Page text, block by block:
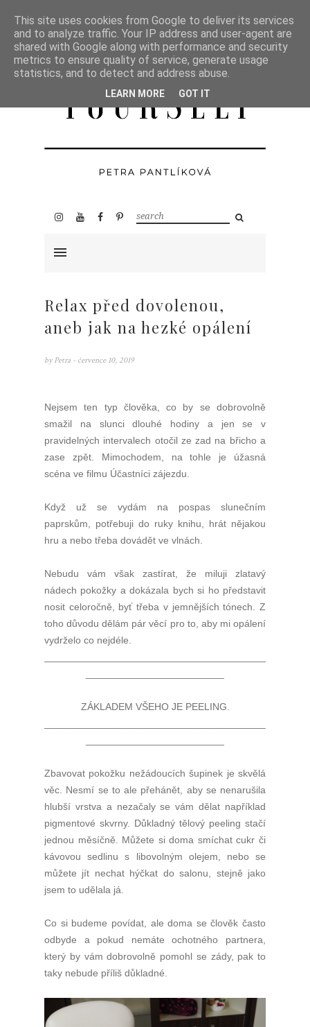
Relax před dovolenou,
aneb jak na hezké opálení
by Petra - července 10, 2019
Nejsem ten typ člověka, co by se dobrovolně
smažil na slunci dlouhé hodiny a jen se v
pravidelných intervalech otočil ze zad na břicho a
zase zpět. Mimochodem, na tohle je úžasná
scéna ve filmu Účastníci zájezdu.
Když už se vydám na pospas slunečním
paprskům, potřebuji do ruky knihu, hrát nějakou
hru a nebo třeba dovádět ve vlnách.
Nebudu vám však zastírat, že miluji zlatavý
nádech pokožky a dokázala bych si ho představit
nosit celoročně, byť třeba v jemnějších tónech. Z
toho důvodu dělám pár věcí pro to, aby mi opálení
vydrželo co nejdéle.
ZÁKLADEM VŠEHO JE PEELING.
Zbavovat pokožku nežádoucích šupinek je skvělá
věc. Nesmí se to ale přehánět, aby se nenarušila
hlubší vrstva a nezačaly se vám dělat například
pigmentové skvrny. Důkladný tělový peeling stačí
jednou měsíčně. Můžete si doma smíchat cukr či
kávovou sedlinu s libovolným olejem, nebo se
můžete jít nechat hýčkat do salonu, stejně jako
jsem to udělala já.
Co si budeme povídat, ale doma se člověk často
odbyde a pokud nemáte ochotného partnera,
který by vám dobrovolně pomohl se zády, pak to
taky nebude příliš důkladné.
This site uses cookies from Google to deliver its services
and to analyze traffic. Your IP address and user-agent are
shared with Google along with performance and security
metrics to ensure quality of service, generate usage
statistics, and to detect and address abuse.
LEARN MORE GOT IT